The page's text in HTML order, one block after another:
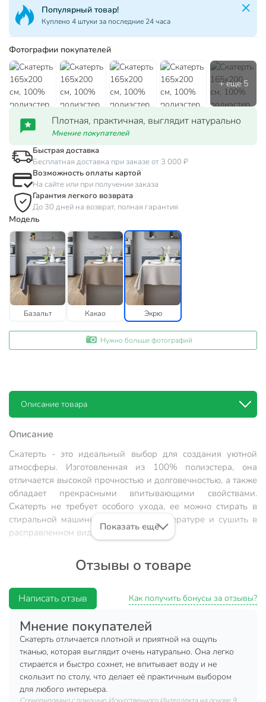
Популярный товар!
Куплено 4 штуки за последние 24 часа
Фотографии покупателей
Плотная, практичная, выглядит натурально
Мнение покупателей
Быстрая доставка
Бесплатная доставка при заказе от 3 000 ₽
Возможность оплаты картой
На сайте или при получении заказа
Гарантия легкого возврата
До 30 дней на возврат, полная гарантия
Модель
Базальт Какао Экрю
Нужно больше фотографий
Описание товара
Описание
Скатерть - это идеальный выбор для создания уютной
атмосферы. Изготовленная из 100% полиэстера, она
отличается высокой прочностью и долговечностью, а также
обладает прекрасными впитывающими свойствами.
Скатерть не требует особого ухода, ее можно стирать в
стиральной машине при низкой температуре и сушить в
расправленном виде.
Состав: 100% полиэстер.
Плотность: 280 г/м².
Преимущества:
Материал имеет плотную и упругую структуру,
обладает высокой прочностью.
Хорошо переносит частые стирки, сохраняя
привлекательный внешний вид.
Показать ещё
Отзывы о товаре
Написать отзыв Как получить бонусы за отзывы?
Мнение покупателей
Скатерть отличается плотной и приятной на ощупь
тканью, которая выглядит очень натурально. Она легко
стирается и быстро сохнет, не впитывает воду и не
скользит по столу, что делает её практичным выбором
для любого интерьера.